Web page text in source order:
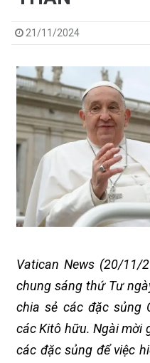
21/11/2024
Vatican News (20/11/
chung sáng thứ Tư
chia sẻ các đặc sủng
các Kitô hữu. Ngài mời
các đặc sủng để việc